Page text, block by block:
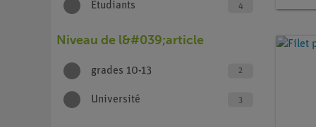
Étudiants 4
Niveau de l&#039;article
grades 10-13 2
Université 3